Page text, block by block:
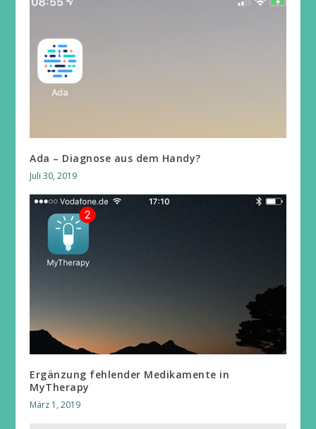
Ada – Diagnose aus dem Handy?
Juli 30, 2019
Ergänzung fehlender Medikamente in
MyTherapy
März 1, 2019